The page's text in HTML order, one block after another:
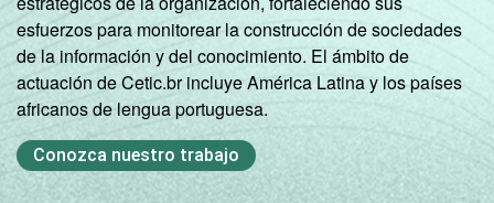
esfuerzos para monitorear la construcción de sociedades
de la información y del conocimiento. El ámbito de
actuación de Cetic.br incluye América Latina y los países
africanos de lengua portuguesa.
Conozca nuestro trabajo